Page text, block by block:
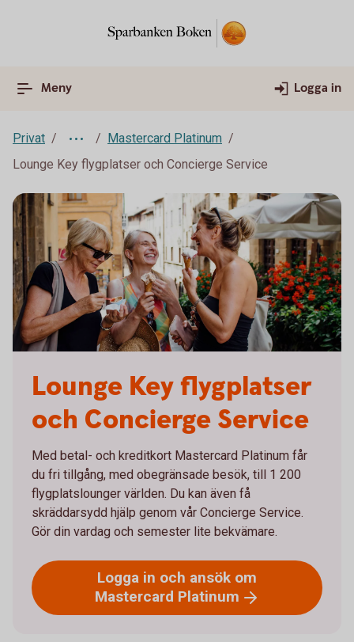
Meny Logga in
Privat
Mastercard Platinum
Lounge Key flygplatser och Concierge Service
Lounge Key flygplatser
och Concierge Service
Med betal- och kreditkort Mastercard Platinum får
du fri tillgång, med obegränsade besök, till 1 200
flygplatslounger världen. Du kan även få
skräddarsydd hjälp genom vår Concierge Service.
Gör din vardag och semester lite bekvämare.
Logga in och ansök om
Mastercard Platinum